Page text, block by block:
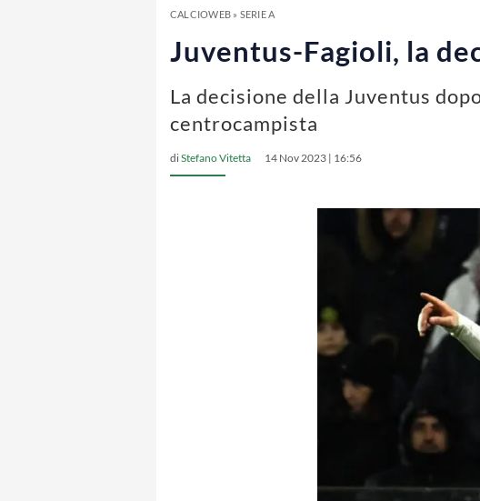
CALCIOWEB» SERIE A
Juventus-Fagioli, la
La decisione della Juventus
centrocampista
diStefano Vitetta 14 Nov 2023 | 16:56